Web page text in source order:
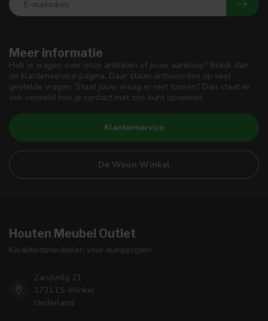
Meer informatie
Heb je vragen over onze artikelen of jouw aankoop? Bekijk dan
de klantenservice pagina. Daar staan antwoorden op veel
gestelde vragen. Staat jouw vraag er niet tussen? Dan staat er
ook vermeld hoe je contact met ons kunt opnemen.
Klantenservice
De Woon Winkel
Houten Meubel Outlet
Kwaliteitsmeubelen voor dumpprijzen
Zandwilg 21
1731 LS Winkel
Nederland